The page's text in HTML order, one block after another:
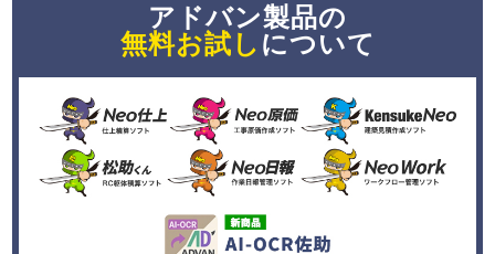
アドバン製品の
無料お試し について